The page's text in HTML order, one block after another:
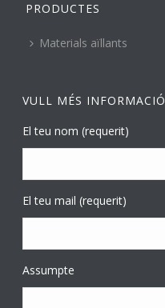
PRODUCTES
Materials aïllants
VULL MÉS INFORMACIÓ
El teu nom (requerit)
El teu mail (requerit)
Assumpte